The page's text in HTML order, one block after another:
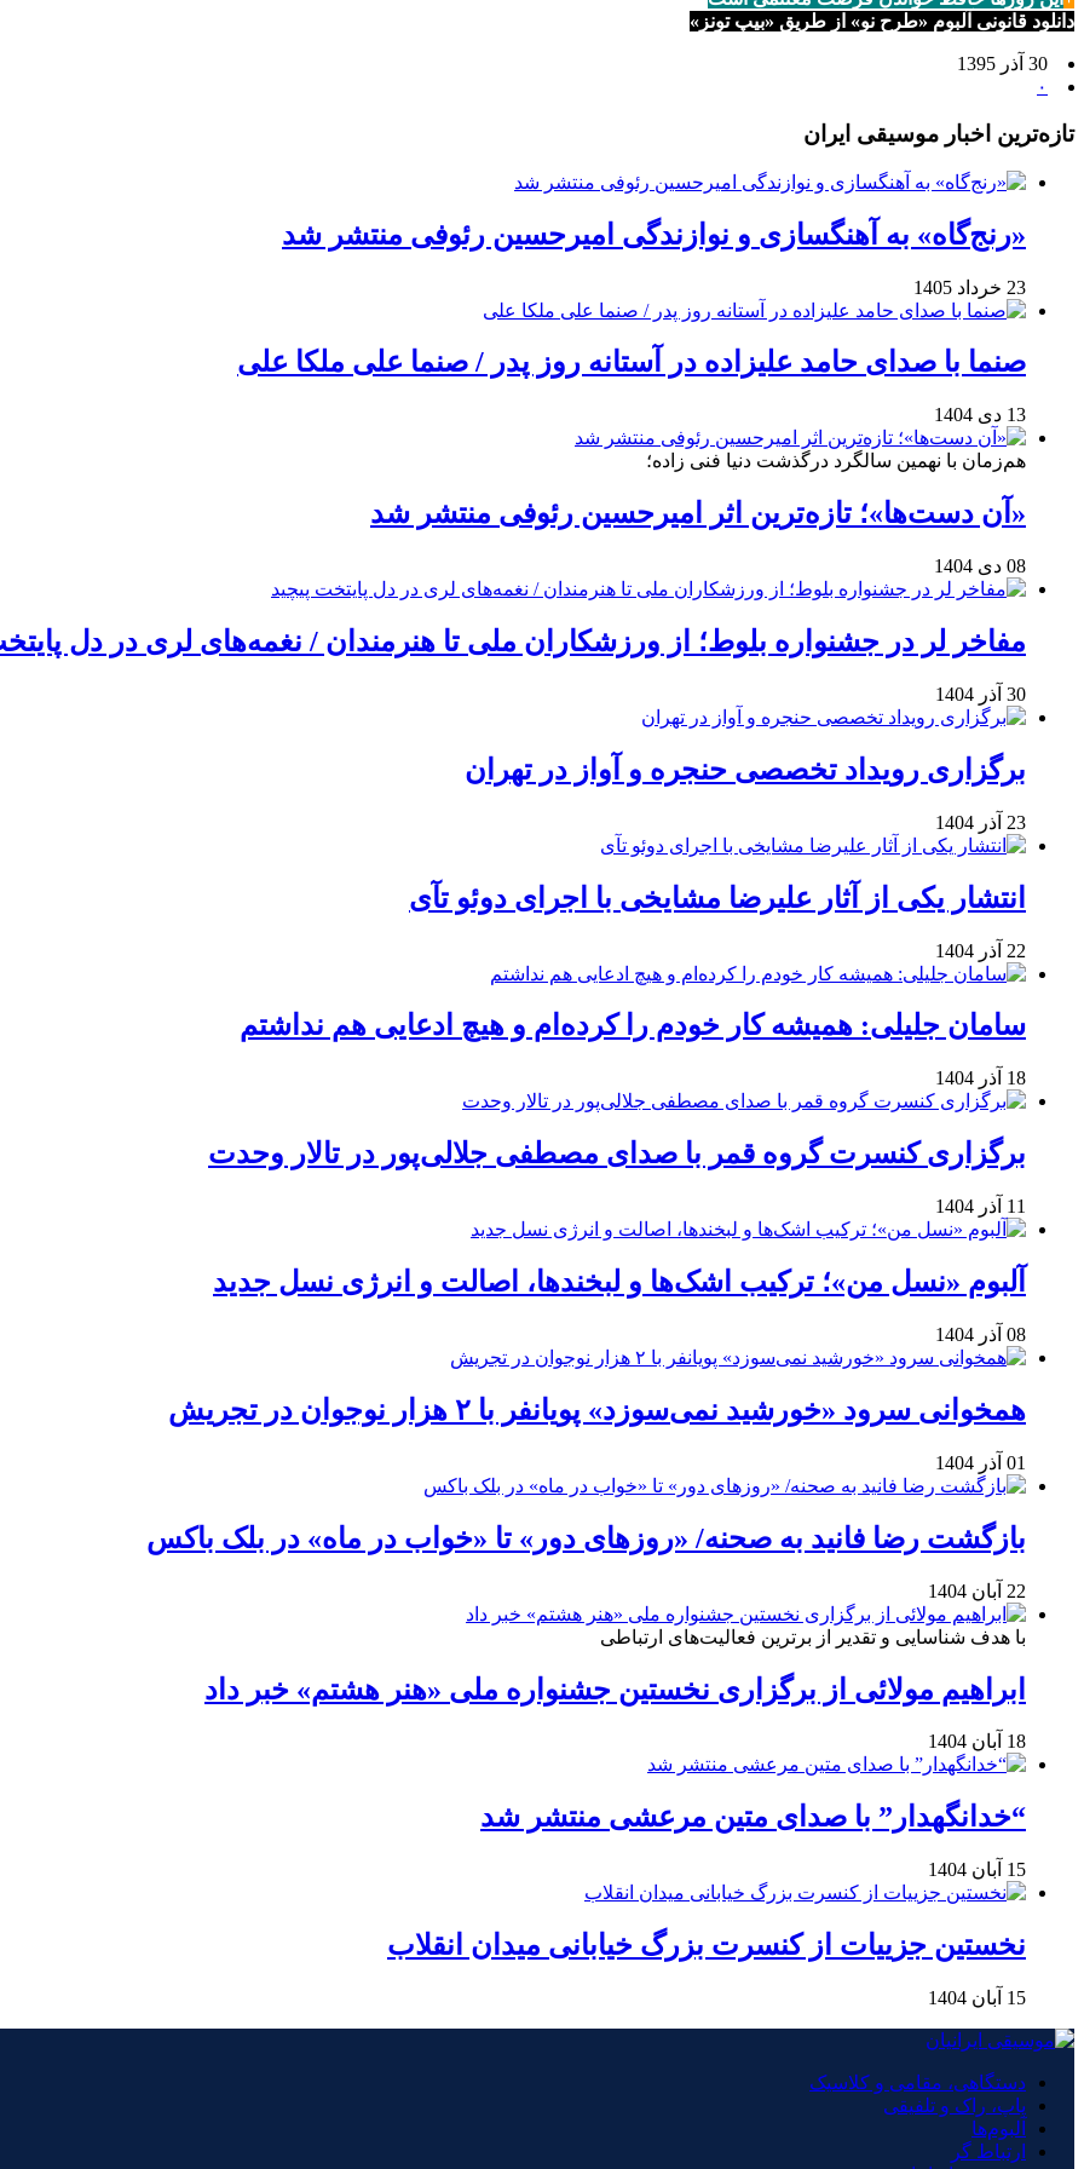
دانلود قانونی آلبوم «طرح نو» از طریق «بیپ تونز»
30 آذر 1395
۰
تازه‌ترین اخبار موسیقی ایران
«رنج‌گاه» به آهنگسازی و نوازندگی امیرحسین رئوفی منتشر شد
23 خرداد 1405
صنما با صدای حامد علیزاده در آستانه روز پدر / صنما علی ملکا علی
13 دی 1404
هم‌زمان با نهمین سالگرد درگذشت دنیا فنی زاده؛
«آن دست‌ها»؛ تازه‌ترین اثر امیرحسین رئوفی منتشر شد
08 دی 1404
مفاخر لر در جشنواره بلوط؛ از ورزشکاران ملی تا هنرمندان / نغمه‌های لری در دل
30 آذر 1404
برگزاری رویداد تخصصی حنجره و آواز در تهران
23 آذر 1404
انتشار یکی از آثار علیرضا مشایخی با اجرای دوئو تآی
22 آذر 1404
سامان جلیلی: همیشه کار خودم را کرده‌ام و هیچ ادعایی هم نداشتم
18 آذر 1404
برگزاری کنسرت گروه قمر با صدای مصطفی جلالی‌پور در تالار وحدت
11 آذر 1404
آلبوم «نسل من»؛ ترکیب اشک‌ها و لبخندها، اصالت و انرژی نسل جدید
08 آذر 1404
همخوانی سرود «خورشید نمی‌سوزد» پویانفر با ۲ هزار نوجوان در تجریش
01 آذر 1404
بازگشت رضا فانید به صحنه/ «روزهای دور» تا «خواب در ماه» در بلک باکس
22 آبان 1404
با هدف شناسایی و تقدیر از برترین فعالیت‌های ارتباطی
ابراهیم مولائی از برگزاری نخستین جشنواره ملی «هنر هشتم» خبر داد
18 آبان 1404
“خدانگهدار” با صدای متین مرعشی منتشر شد
15 آبان 1404
نخستین جزییات از کنسرت بزرگ خیابانی میدان انقلاب
15 آبان 1404
دستگاهی، مقامی و کلاسیک
پاپ، راک و تلفیقی
آلبوم‌ها
ارتباط گر